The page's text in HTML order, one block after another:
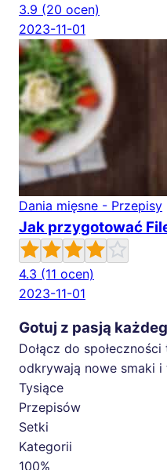
3.9 (20 ocen)
2023-11-01
Dania mięsne - Przepisy
Jak przygotować
4.3 (11 ocen)
2023-11-01
Gotuj z pasją
Dołącz do
odkrywają nowe smaki i
Tysiące
Przepisów
Setki
Kategorii
100%